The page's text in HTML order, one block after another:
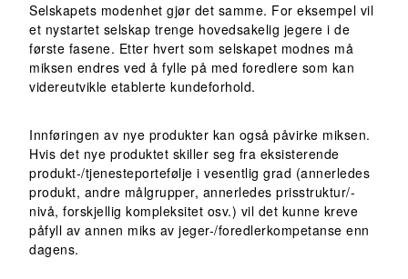
Selskapets modenhet gjør det samme. For eksempel vil
et nystartet selskap trenge hovedsakelig jegere i de
første fasene. Etter hvert som selskapet modnes må
miksen endres ved å fylle på med foredlere som kan
videreutvikle etablerte kundeforhold.
Innføringen av nye produkter kan også påvirke miksen.
Hvis det nye produktet skiller seg fra eksisterende
produkt-/tjenesteportefølje i vesentlig grad (annerledes
produkt, andre målgrupper, annerledes prisstruktur/-
nivå, forskjellig kompleksitet osv.) vil det kunne kreve
påfyll av annen miks av jeger-/foredlerkompetanse enn
dagens.